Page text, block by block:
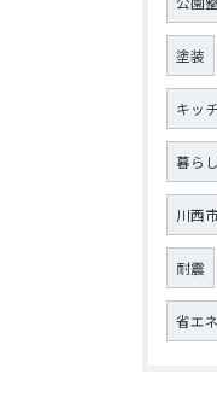
塗装
キッ
暮ら
川西
耐震
省エネ